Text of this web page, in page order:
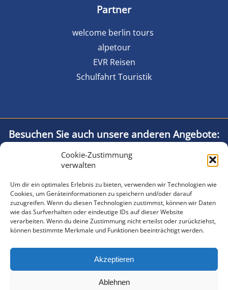
Cookie-Zustimmung
verwalten
Um dir ein optimales Erlebnis zu bieten, verwenden wir Technologien wie
Cookies, um Geräteinformationen zu speichern und/oder darauf
zuzugreifen. Wenn du diesen Technologien zustimmst, können wir Daten
wie das Surfverhalten oder eindeutige IDs auf dieser Website
verarbeiten. Wenn du deine Zustimmung nicht erteilst oder zurückziehst,
können bestimmte Merkmale und Funktionen beeinträchtigt werden.
Akzeptieren
Ablehnen
Partner
welcome berlin tours
alpetour
EVR Reisen
Schulfahrt Touristik
Besuchen Sie auch unsere anderen Angebote:
Strandhotel Usedom
Fewo direkt am Meer
Hotel am Meer Usedom
Ferienwohnungen Zinnowitz
Impressum
Datenschutz
AGB Einzelgäste